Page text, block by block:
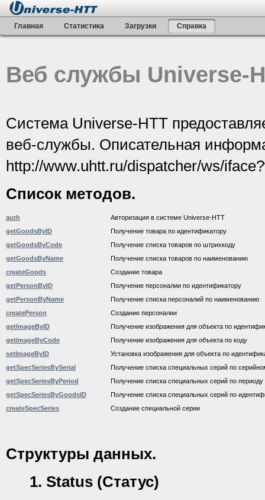
Главная Статистика Загрузки Справка
Веб службы Universe-
Система Universe-HTT
веб-службы. Описательная
http://www.uhtt.ru/dispatcher/ws/
Список методов.
auth
Авторизация в системе Universe-HTT
getGoodsByID
Получение товара по идентификатору
getGoodsByCode
Получение списка товаров по штрихкоду
getGoodsByName
Получение списка товаров по наименованию
createGoods
Создание товара
getPersonByID
Получение персоналии по идентификатору
getPersonByName
Получение списка персоналий по наименованию
createPerson
Создание персоналии
getImageByID
Получение изображения для объекта по
getImageByCode
Получение изображения для объекта по коду
setImageByID
Установка изображения для объекта по
getSpecSeriesBySerial
Получение списка специальных серий по
getSpecSeriesByPeriod
Получение списка специальных серий по периоду
getSpecSeriesByGoodsID
Получение списка специальных серий по
createSpecSeries
Создание специальной серии
Структуры данных.
1. Status (Статус)